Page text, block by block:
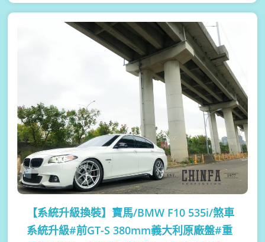
【系統升級換裝】 寶馬/BMW F10 535i/煞車
系統升級#前GT-S 380mm義大利原廠盤#重